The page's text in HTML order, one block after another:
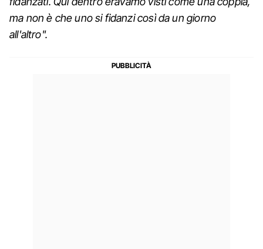
ma non è che uno si fidanzi così da un giorno
all'altro".